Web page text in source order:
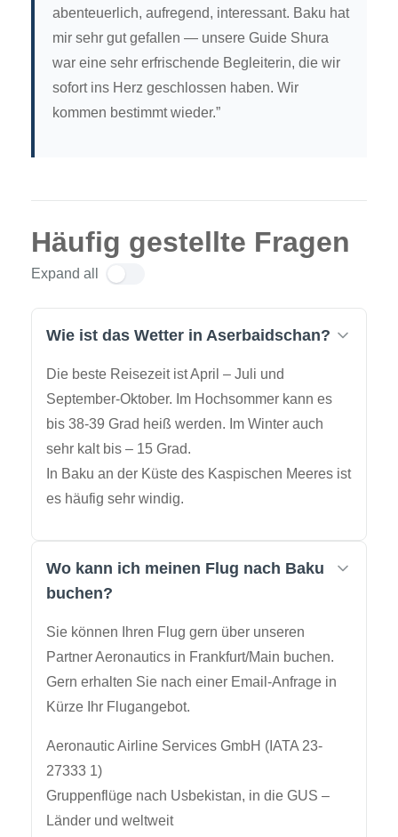
abenteuerlich, aufregend, interessant. Baku hat
mir sehr gut gefallen — unsere Guide Shura
war eine sehr erfrischende Begleiterin, die wir
sofort ins Herz geschlossen haben. Wir
kommen bestimmt wieder.”
Häufig gestellte Fragen
Expand all
Wie ist das Wetter in Aserbaidschan?
Die beste Reisezeit ist April – Juli und
September-Oktober. Im Hochsommer kann es
bis 38-39 Grad heiß werden. Im Winter auch
sehr kalt bis – 15 Grad.
In Baku an der Küste des Kaspischen Meeres ist
es häufig sehr windig.
Wo kann ich meinen Flug nach Baku
buchen?
Sie können Ihren Flug gern über unseren
Partner Aeronautics in Frankfurt/Main buchen.
Gern erhalten Sie nach einer Email-Anfrage in
Kürze Ihr Flugangebot.
Aeronautic Airline Services GmbH (IATA 23-
27333 1)
Gruppenflüge nach Usbekistan, in die GUS –
Länder und weltweit